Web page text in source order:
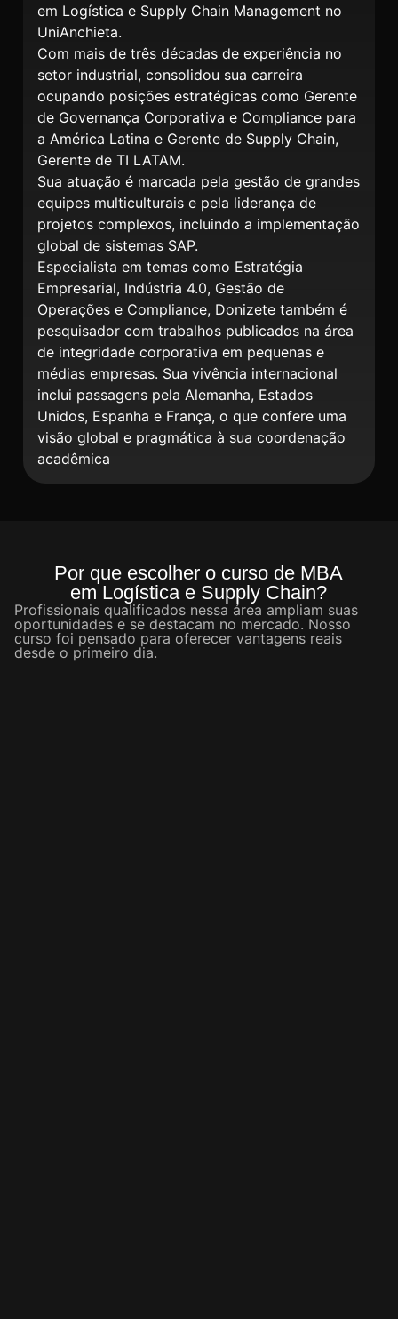
em Logística e Supply Chain Management no
UniAnchieta.
Com mais de três décadas de experiência no
setor industrial, consolidou sua carreira
ocupando posições estratégicas como Gerente
de Governança Corporativa e Compliance para
a América Latina e Gerente de Supply Chain,
Gerente de TI LATAM.
Sua atuação é marcada pela gestão de grandes
equipes multiculturais e pela liderança de
projetos complexos, incluindo a implementação
global de sistemas SAP.
Especialista em temas como Estratégia
Empresarial, Indústria 4.0, Gestão de
Operações e Compliance, Donizete também é
pesquisador com trabalhos publicados na área
de integridade corporativa em pequenas e
médias empresas. Sua vivência internacional
inclui passagens pela Alemanha, Estados
Unidos, Espanha e França, o que confere uma
visão global e pragmática à sua coordenação
acadêmica
Por que escolher o curso de MBA
em Logística e Supply Chain?
Profissionais qualificados nessa área ampliam suas
oportunidades e se destacam no mercado. Nosso
curso foi pensado para oferecer vantagens reais
desde o primeiro dia.